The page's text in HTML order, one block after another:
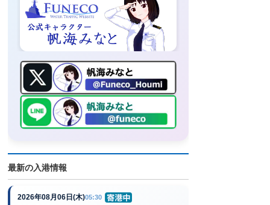
最新の入港情報
2026年08月06日(木)05:30